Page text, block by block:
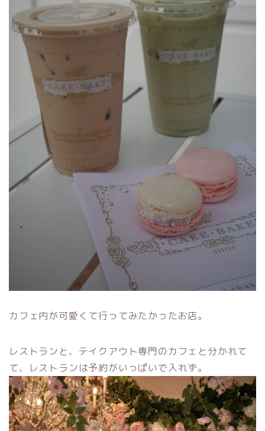
カフェ内が可愛くて行ってみたかったお店。
レストランと、テイクアウト専門のカフェと分かれて
て、レストランは予約がいっぱいで入れず。